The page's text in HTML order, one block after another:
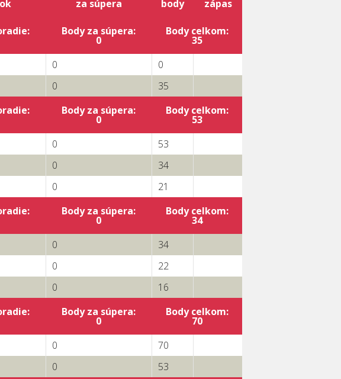
za súpera body zápas
Body za súpera:
0
Body celkom:
35
0
0
0
35
Body za súpera:
0
Body celkom:
53
0
53
0
34
0
21
Body za súpera:
0
Body celkom:
34
0
34
0
22
0
16
Body za súpera:
0
Body celkom:
70
0
70
0
53